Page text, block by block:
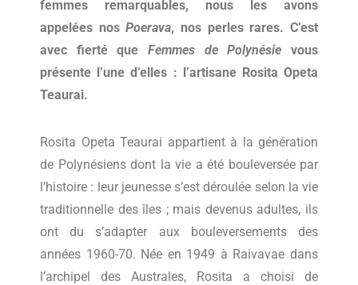
femmes remarquables, nous les avons
appelées nosPoerava, nos perles rares. C’est
avec fierté que Femmes de Polynésie vous
présente l’une d’elles : l’artisane Rosita Opeta
Teaurai.
Rosita Opeta Teaurai appartient à la génération
de Polynésiens dont la vie a été bouleversée par
l’histoire : leur jeunesse s’est déroulée selon la vie
traditionnelle des îles ; mais devenus adultes, ils
ont du s’adapter aux bouleversements des
années 1960-70. Née en 1949 à Raivavae dans
l’archipel des Australes, Rosita a choisi de